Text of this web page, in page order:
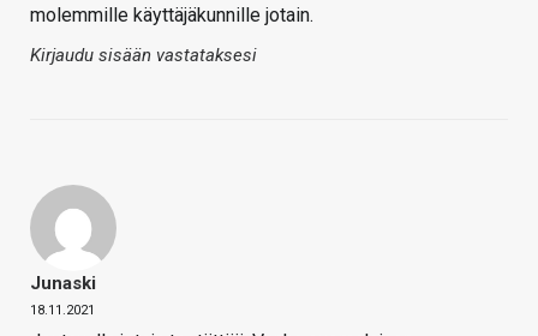
molemmille käyttäjäkunnille jotain.
Kirjaudu sisään vastataksesi
Junaski
18.11.2021